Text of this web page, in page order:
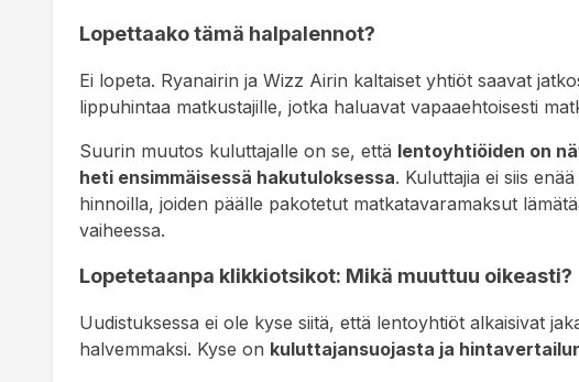
Lopettaako tämä halpalennot?
Ei lopeta. Ryanairin ja Wizz Airin kaltaiset yhtiöt saavat
lippuhintaa matkustajille, jotka haluavat vapaaehtoisesti
Suurin muutos kuluttajalle on se, että lentoyhtiöiden on
heti ensimmäisessä hakutuloksessa. Kuluttajia ei siis
hinnoilla, joiden päälle pakotetut matkatavaramaksut
vaiheessa.
Lopetetaanpa klikkiotsikot: Mikä muuttuu oikeasti?
Uudistuksessa ei ole kyse siitä, että lentoyhtiöt alkaisivat
halvemmaksi. Kyse on kuluttajansuojasta ja